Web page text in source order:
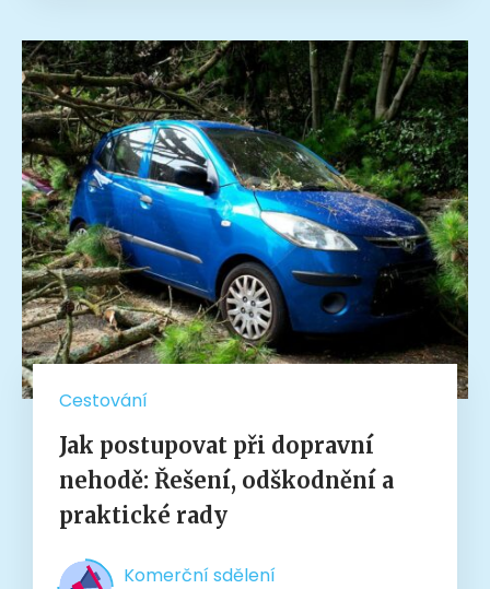
Cestování
Jak postupovat při dopravní
nehodě: Řešení, odškodnění a
praktické rady
Komerční sdělení